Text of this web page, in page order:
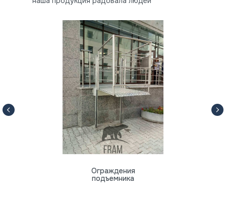
Ограждения
подъемника